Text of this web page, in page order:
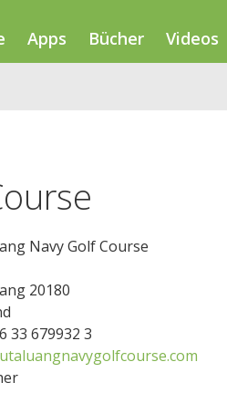
Apps Bücher Videos
Navy Golf Course
20180
33 679932 3